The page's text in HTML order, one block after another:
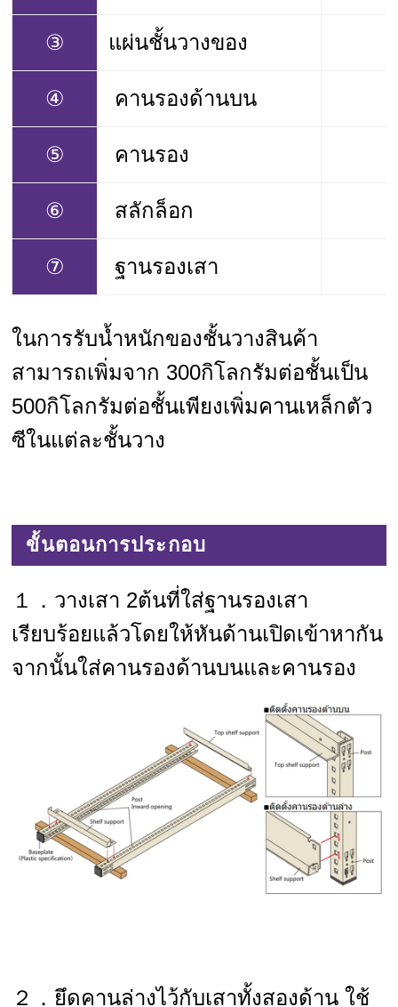
③ แผ่นชั้นวางของ
④ คานรองด้านบน
⑤ คานรอง
⑥ สลักล็อก
⑦ ฐานรองเสา
ในการรับน้ำหนักของชั้นวางสินค้า
สามารถเพิ่มจาก 300กิโลกรัมต่อชั้นเป็น
500กิโลกรัมต่อชั้นเพียงเพิ่มคานเหล็กตัว
ซีในแต่ละชั้นวาง
ขั้นตอนการประกอบ
１．วางเสา 2ต้นที่ใส่ฐานรองเสา
เรียบร้อยแล้วโดยให้หันด้านเปิดเข้าหากัน
จากนั้นใส่คานรองด้านบนและคานรอง
２．ยึดคานล่างไว้กับเสาทั้งสองด้าน ใช้